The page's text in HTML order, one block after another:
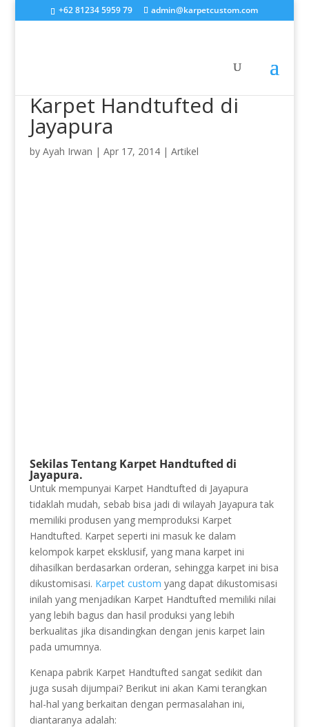
+62 81234 5959 79 admin@karpetcustom.com
Karpet Handtufted di
Jayapura
by Ayah Irwan | Apr 17, 2014| Artikel
Sekilas Tentang Karpet Handtufted di
Jayapura.
Untuk mempunyai Karpet Handtufted di Jayapura
tidaklah mudah, sebab bisa jadi di wilayah Jayapura tak
memiliki produsen yang memproduksi Karpet
Handtufted. Karpet seperti ini masuk ke dalam
kelompok karpet eksklusif, yang mana karpet ini
dihasilkan berdasarkan orderan, sehingga karpet ini bisa
dikustomisasi. Karpet custom yang dapat dikustomisasi
inilah yang menjadikan Karpet Handtufted memiliki nilai
yang lebih bagus dan hasil produksi yang lebih
berkualitas jika disandingkan dengan jenis karpet lain
pada umumnya.
Kenapa pabrik Karpet Handtufted sangat sedikit dan
juga susah dijumpai? Berikut ini akan Kami terangkan
hal-hal yang berkaitan dengan permasalahan ini,
diantaranya adalah: